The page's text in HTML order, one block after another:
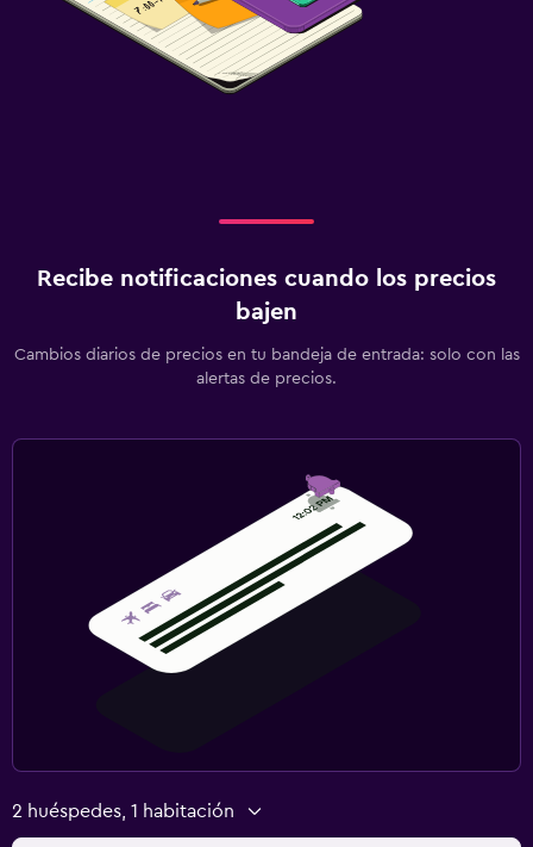
Recibe notificaciones cuando los precios
bajen
Cambios diarios de precios en tu bandeja de entrada: solo con las
alertas de precios.
2 huéspedes, 1 habitación